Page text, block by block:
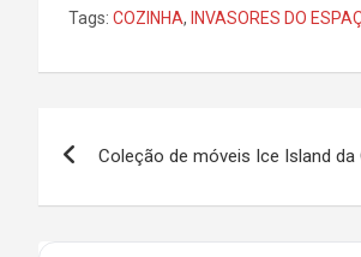
Tags: COZINHA, INVASORES DO
navigation
Coleção de móveis Ice Island da